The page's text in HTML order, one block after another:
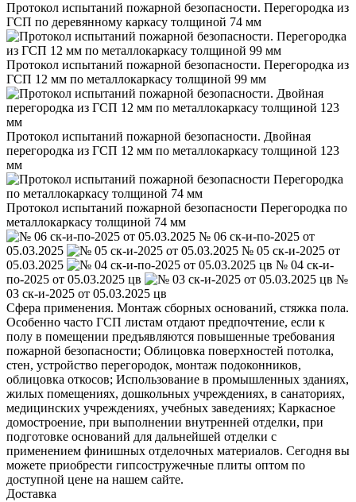
Протокол испытаний пожарной безопасности. Перегородка из
ГСП по деревянному каркасу толщиной 74 мм
Протокол испытаний пожарной безопасности. Перегородка из
ГСП 12 мм по металлокаркасу толщиной 99 мм
Протокол испытаний пожарной безопасности. Двойная
перегородка из ГСП 12 мм по металлокаркасу толщиной 123
мм
Протокол испытаний пожарной безопасности Перегородка по
металлокаркасу толщиной 74 мм
№ 06 ск-и-по-2025 от
05.03.2025
№ 05 ск-и-2025 от
05.03.2025
№ 04 ск-и-
по-2025 от 05.03.2025 цв
№
03 ск-и-2025 от 05.03.2025 цв
Сфера применения. Монтаж сборных оснований, стяжка пола.
Особенно часто ГСП листам отдают предпочтение, если к
полу в помещении предъявляются повышенные требования
пожарной безопасности; Облицовка поверхностей потолка,
стен, устройство перегородок, монтаж подоконников,
облицовка откосов; Использование в промышленных зданиях,
жилых помещениях, дошкольных учреждениях, в санаториях,
медицинских учреждениях, учебных заведениях; Каркасное
домостроение, при выполнении внутренней отделки, при
подготовке оснований для дальнейшей отделки с
применением финишных отделочных материалов. Сегодня вы
можете приобрести гипсостружечные плиты оптом по
доступной цене на нашем сайте.
Доставка